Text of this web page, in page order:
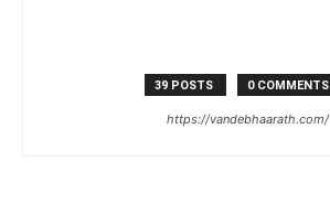
39 POSTS 0 COMMENTS
https://vandebhaarath.com/